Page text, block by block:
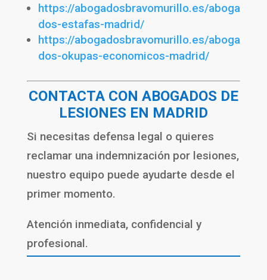
https://abogadosbravomurillo.es/aboga
dos-estafas-madrid/
https://abogadosbravomurillo.es/aboga
dos-okupas-economicos-madrid/
CONTACTA CON ABOGADOS DE
LESIONES EN MADRID
Si necesitas defensa legal o quieres
reclamar una indemnización por lesiones,
nuestro equipo puede ayudarte desde el
primer momento.
Atención inmediata, confidencial y
profesional.